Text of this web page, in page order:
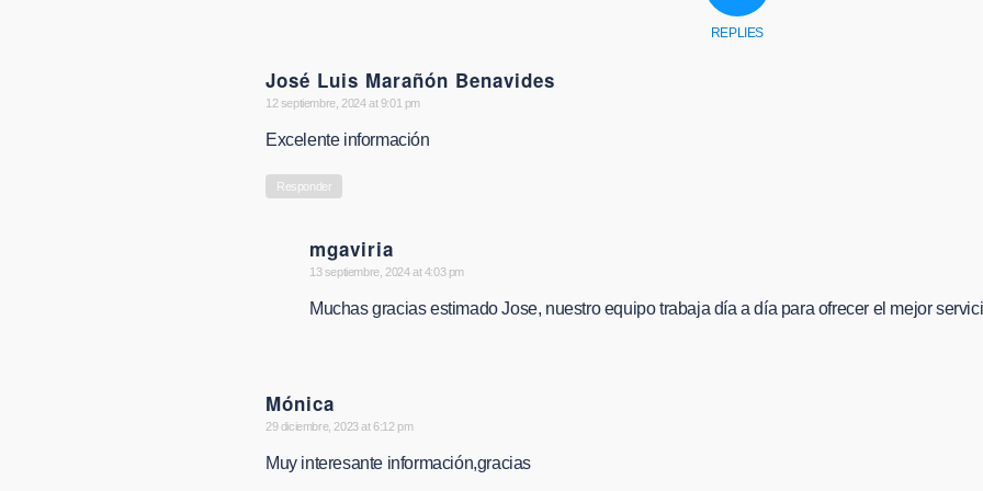
REPLIES
José Luis Marañón Benavides
says:
12 septiembre, 2024 at 9:01 pm
Excelente información
Responder
mgaviria
says:
13 septiembre, 2024 at 4:03 pm
Muchas gracias estimado Jose, nuestro equipo trabaja día a día para ofrecer el mejor
Mónica
says:
29 diciembre, 2023 at 6:12 pm
Muy interesante información,gracias